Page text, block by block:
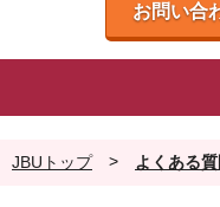
お問い合
JBUトップ > よくある質